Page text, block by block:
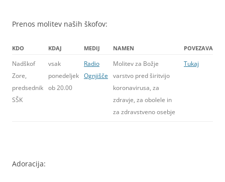
Prenos molitev naših škofov:
KDO KDAJ MEDIJ NAMEN POVEZAVA
Nadškof
Zore,
predsednik
SŠK
vsak
ponedeljek
ob 20.00
Radio
Ognjišče
Molitev za Božje
varstvo pred širitvijo
koronavirusa, za
zdravje, za obolele in
za zdravstveno osebje
Tukaj
Adoracija: